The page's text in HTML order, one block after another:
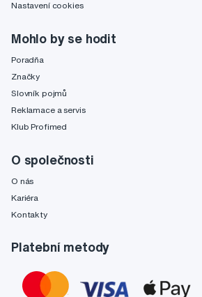
Nastavení cookies
Mohlo by se hodit
Poradňa
Značky
Slovník pojmů
Reklamace a servis
Klub Profimed
O společnosti
O nás
Kariéra
Kontakty
Platební metody